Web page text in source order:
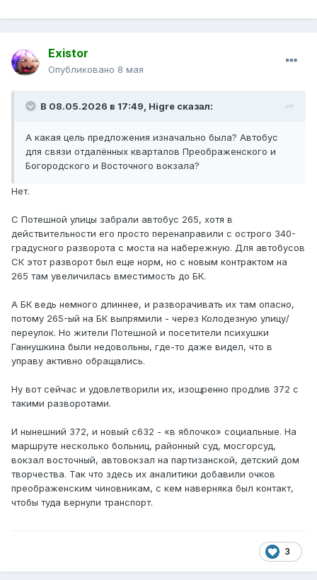
Existor
Опубликовано 8 мая
В 08.05.2026 в 17:49, Higre сказал:
А какая цель предложения изначально была? Автобус
для связи отдалённых кварталов Преображенского и
Богородского и Восточного вокзала?
Нет.
С Потешной улицы забрали автобус 265, хотя в
действительности его просто перенаправили с острого 340-
градусного разворота с моста на набережную. Для автобусов
СК этот разворот был еще норм, но с новым контрактом на
265 там увеличилась вместимость до БК.
А БК ведь немного длиннее, и разворачивать их там опасно,
потому 265-ый на БК выпрямили - через Колодезную улицу/
переулок. Но жители Потешной и посетители психушки
Ганнушкина были недовольны, где-то даже видел, что в
управу активно обращались.
Ну вот сейчас и удовлетворили их, изощренно продлив 372 с
такими разворотами.
И нынешний 372, и новый с632 - «в яблочко» социальные. На
маршруте несколько больниц, районный суд, мосгорсуд,
вокзал восточный, автовокзал на партизанской, детский дом
творчества. Так что здесь их аналитики добавили очков
преображенским чиновникам, с кем наверняка был контакт,
чтобы туда вернули транспорт.
3